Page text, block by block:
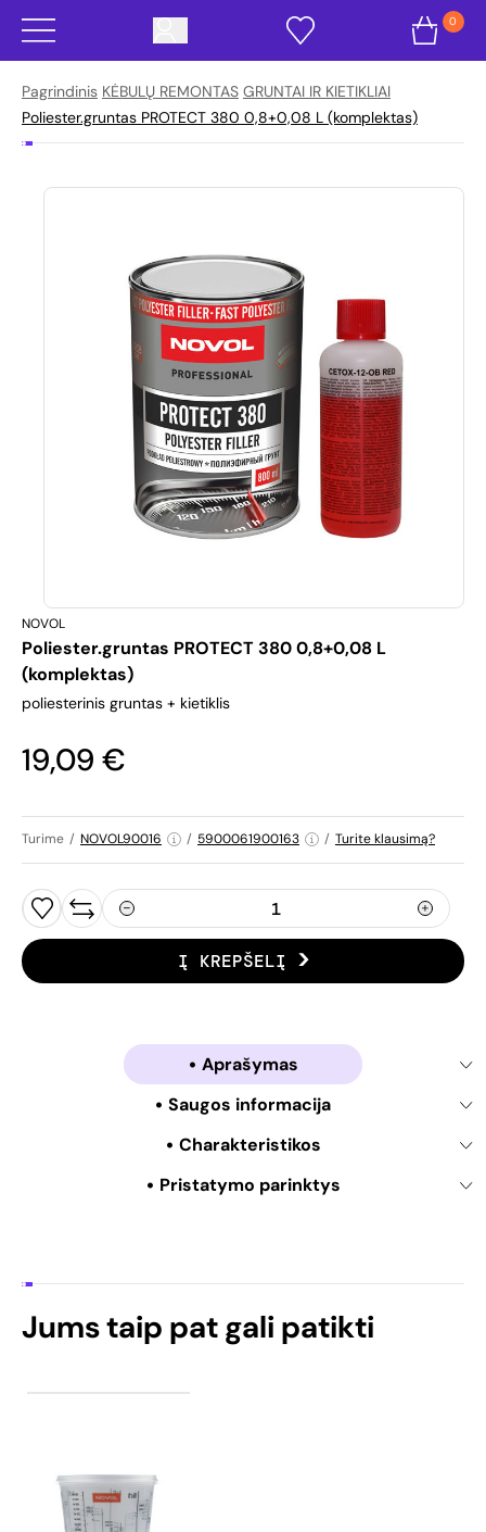
0
Pagrindinis KĖBULŲ REMONTAS GRUNTAI IR KIETIKLIAI
Poliester.gruntas PROTECT 380 0,8+0,08 L (komplektas)
NOVOL
Poliester.gruntas PROTECT 380 0,8+0,08 L
(komplektas)
poliesterinis gruntas + kietiklis
19,09 €
Turime / NOVOL90016 / 5900061900163 / Turite klausimą?
Į KREPŠELĮ
Aprašymas
Saugos informacija
Charakteristikos
Pristatymo parinktys
Jums taip pat gali patikti